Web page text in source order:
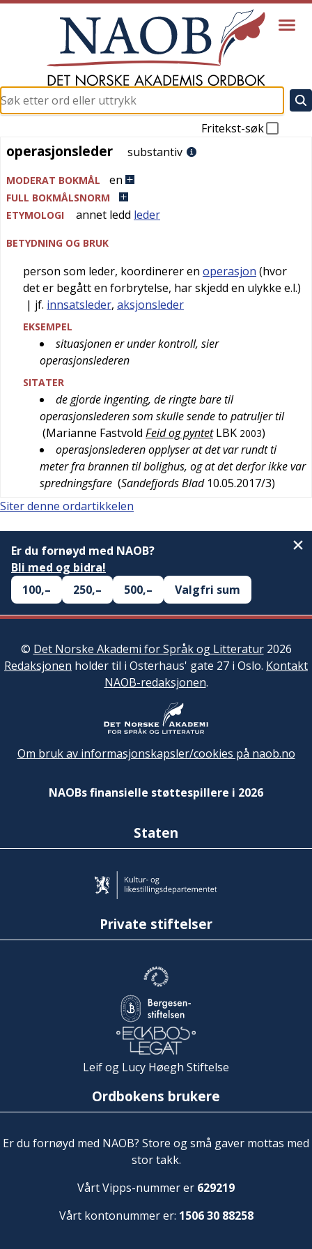
Fritekst-søk
operasjonsleder
operasjonsleder substantiv
MODERAT BOKMÅL en
FULL BOKMÅLSNORM
ETYMOLOGI
annet ledd leder
BETYDNING OG BRUK
person som leder, koordinerer en operasjon (hvor
det er begått en forbrytelse, har skjedd en ulykke e.l.)
| jf. innsatsleder, aksjonsleder
EKSEMPEL
situasjonen er under kontroll, sier
operasjonslederen
SITATER
de gjorde ingenting, de ringte bare til
operasjonslederen som skulle sende to patruljer til
(Marianne Fastvold Feid og pyntet LBK 2003)
operasjonslederen opplyser at det var rundt ti
meter fra brannen til bolighus, og at det derfor ikke var
spredningsfare (Sandefjords Blad 10.05.2017/3)
Siter denne ordartikkelen
Er du fornøyd med NAOB?
Bli med og bidra!
100,–
250,– 500,– Valgfri sum
© Det Norske Akademi for Språk og Litteratur2026
Redaksjonen holder til i Osterhaus' gate 27 i Oslo. Kontakt
NAOB-redaksjonen.
Om bruk av informasjonskapsler/cookies på naob.no
NAOBs finansielle støttespillere i 2026
Staten
Private stiftelser
Leif og Lucy Høegh Stiftelse
Ordbokens brukere
Er du fornøyd med NAOB? Store og små gaver mottas med
stor takk.
Vårt Vipps-nummer er 629219
Vårt kontonummer er: 1506 30 88258